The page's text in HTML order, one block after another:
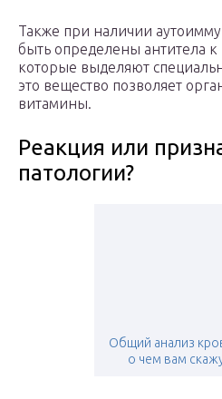
Также при наличии
быть определены антитела к
которые выделяют
это вещество позволяет
витамины.
Реакция или
патологии?
Общий анализ
о чем вам